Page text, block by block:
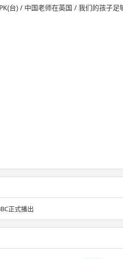
台) / 中国老师在英国 / 我们的孩子
正式播出